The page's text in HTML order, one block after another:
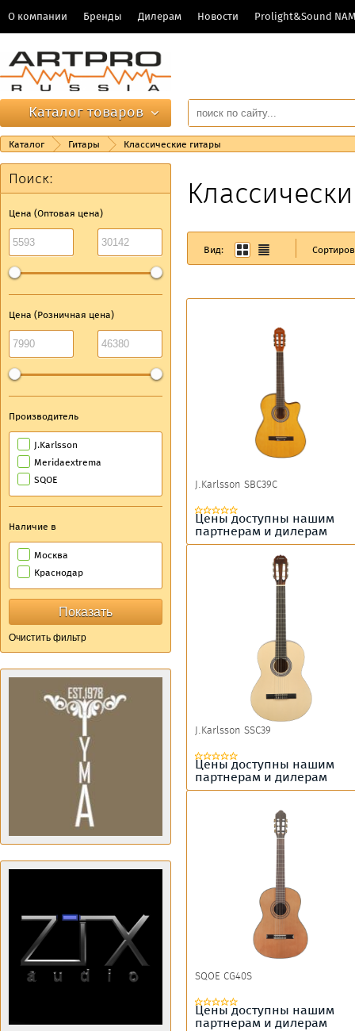
О компании Бренды Дилерам Новости Prolight&Sound
Каталог товаров
Каталог Гитары Классические гитары
Поиск:
Цена (Оптовая цена)
Цена (Розничная цена)
Производитель
J.Karlsson
Meridaextrema
SQOE
Наличие в
Москва
Краснодар
Вид:
J.Karlsson SBC39C
Цены доступны нашим
партнерам и дилерам
J.Karlsson SSC39
Цены доступны нашим
партнерам и дилерам
SQOE CG40S
Цены доступны нашим
партнерам и дилерам